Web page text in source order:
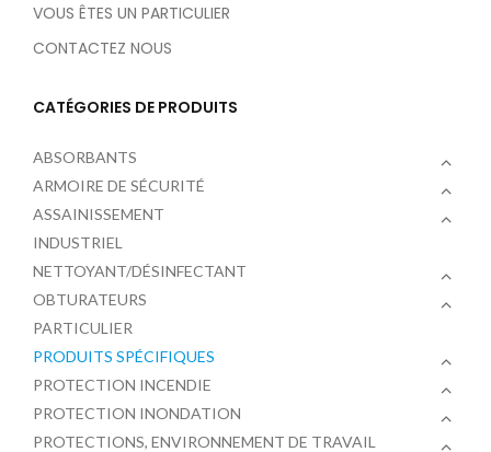
VOUS ÊTES UN PARTICULIER
CONTACTEZ NOUS
CATÉGORIES DE PRODUITS
ABSORBANTS
ARMOIRE DE SÉCURITÉ
ASSAINISSEMENT
INDUSTRIEL
NETTOYANT/DÉSINFECTANT
OBTURATEURS
PARTICULIER
PRODUITS SPÉCIFIQUES
PROTECTION INCENDIE
PROTECTION INONDATION
PROTECTIONS, ENVIRONNEMENT DE TRAVAIL